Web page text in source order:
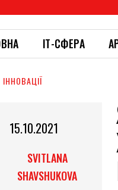
ІТ-СФЕРА
ІННОВАЦІЇ
15.10.2021
SVITLANA
SHAVSHUKOVA